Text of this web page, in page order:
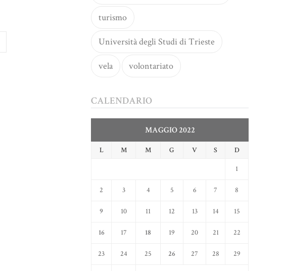
turismo
Università degli Studi di Trieste
vela volontariato
CALENDARIO
MAGGIO 2022
L M M G V S D
1
2 3 4 5 6 7 8
9 10 11 12 13 14 15
16 17 18 19 20 21 22
23 24 25 26 27 28 29